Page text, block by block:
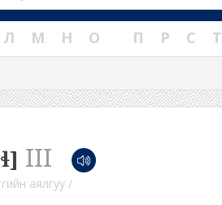
Л М Н О П Р С Т
III
аялгуу /